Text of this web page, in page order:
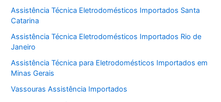
Assistência Técnica Eletrodomésticos Importados Santa
Catarina
Assistência Técnica Eletrodomésticos Importados Rio de
Janeiro
Assistência Técnica para Eletrodomésticos Importados em
Minas Gerais
Vassouras Assistência Importados